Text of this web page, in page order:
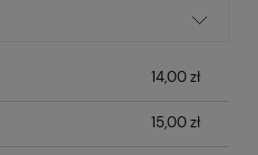
14,00 zł
15,00 zł